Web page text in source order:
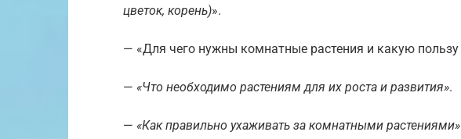
цветок, корень)».
— «Для чего нужны комнатные растения и какую пользу
— «Что необходимо растениям для их роста и развития».
— «Как правильно ухаживать за комнатными растениями»